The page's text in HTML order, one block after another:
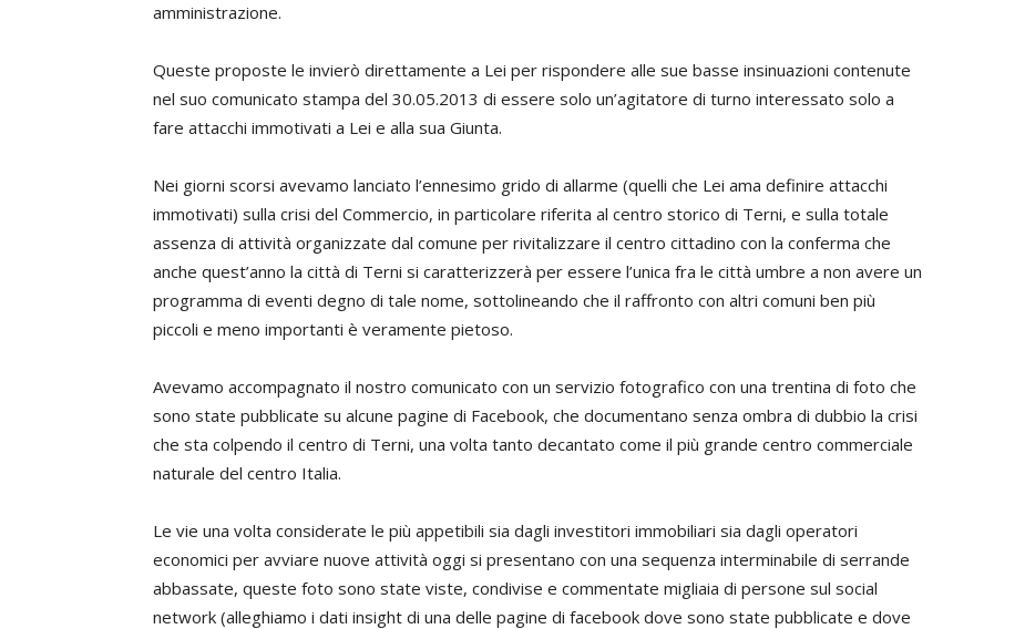
amministrazione.
Queste proposte le invierò direttamente a Lei per rispondere alle sue basse insinuazioni contenute
nel suo comunicato stampa del 30.05.2013 di essere solo un’agitatore di turno interessato solo a
fare attacchi immotivati a Lei e alla sua Giunta.
Nei giorni scorsi avevamo lanciato l’ennesimo grido di allarme (quelli che Lei ama definire attacchi
immotivati) sulla crisi del Commercio, in particolare riferita al centro storico di Terni, e sulla totale
assenza di attività organizzate dal comune per rivitalizzare il centro cittadino con la conferma che
anche quest’anno la città di Terni si caratterizzerà per essere l’unica fra le città umbre a non avere un
programma di eventi degno di tale nome, sottolineando che il raffronto con altri comuni ben più
piccoli e meno importanti è veramente pietoso.
Avevamo accompagnato il nostro comunicato con un servizio fotografico con una trentina di foto che
sono state pubblicate su alcune pagine di Facebook, che documentano senza ombra di dubbio la crisi
che sta colpendo il centro di Terni, una volta tanto decantato come il più grande centro commerciale
naturale del centro Italia.
Le vie una volta considerate le più appetibili sia dagli investitori immobiliari sia dagli operatori
economici per avviare nuove attività oggi si presentano con una sequenza interminabile di serrande
abbassate, queste foto sono state viste, condivise e commentate migliaia di persone sul social
network (alleghiamo i dati insight di una delle pagine di facebook dove sono state pubblicate e dove